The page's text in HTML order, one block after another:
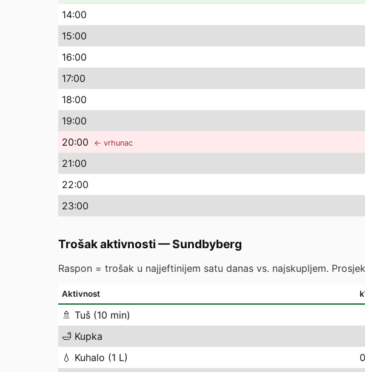
14:00
15:00
16:00
17:00
18:00
19:00
20:00 ← vrhunac
21:00
22:00
23:00
Trošak aktivnosti —Sundbyberg
Raspon = trošak u najjeftinijem satu danas vs. najskupljem.
Aktivnost
🚿 Tuš (10 min)
🛁 Kupka
💧 Kuhalo (1 L)